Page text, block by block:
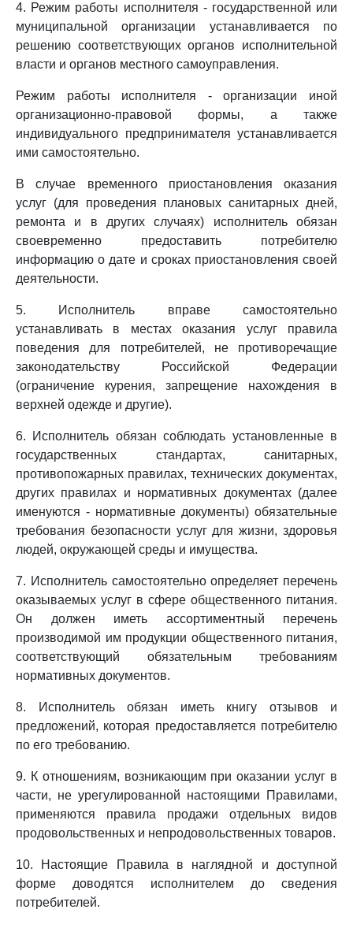
4. Режим работы исполнителя - государственной или
муниципальной организации устанавливается по
решению соответствующих органов исполнительной
власти и органов местного самоуправления.
Режим работы исполнителя - организации иной
организационно-правовой формы, а также
индивидуального предпринимателя устанавливается
ими самостоятельно.
В случае временного приостановления оказания
услуг (для проведения плановых санитарных дней,
ремонта и в других случаях) исполнитель обязан
своевременно предоставить потребителю
информацию о дате и сроках приостановления своей
деятельности.
5. Исполнитель вправе самостоятельно
устанавливать в местах оказания услуг правила
поведения для потребителей, не противоречащие
законодательству Российской Федерации
(ограничение курения, запрещение нахождения в
верхней одежде и другие).
6. Исполнитель обязан соблюдать установленные в
государственных стандартах, санитарных,
противопожарных правилах, технических документах,
других правилах и нормативных документах (далее
именуются - нормативные документы) обязательные
требования безопасности услуг для жизни, здоровья
людей, окружающей среды и имущества.
7. Исполнитель самостоятельно определяет перечень
оказываемых услуг в сфере общественного питания.
Он должен иметь ассортиментный перечень
производимой им продукции общественного питания,
соответствующий обязательным требованиям
нормативных документов.
8. Исполнитель обязан иметь книгу отзывов и
предложений, которая предоставляется потребителю
по его требованию.
9. К отношениям, возникающим при оказании услуг в
части, не урегулированной настоящими Правилами,
применяются правила продажи отдельных видов
продовольственных и непродовольственных товаров.
10. Настоящие Правила в наглядной и доступной
форме доводятся исполнителем до сведения
потребителей.